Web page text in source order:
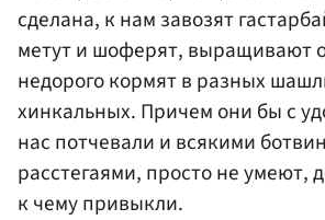
сделана, к нам завозят
метут и шоферят, выращивают
недорого кормят в разных
хинкальных. Причем они бы с
нас потчевали и всякими
расстегаями, просто не умеют,
к чему привыкли.